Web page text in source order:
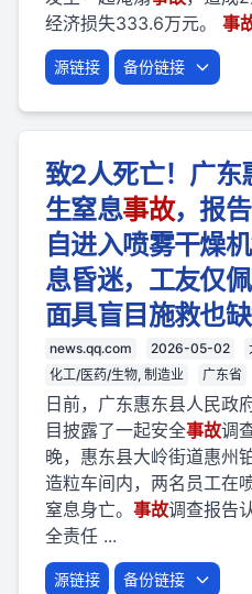
经济损失333.6万元。 事
源链接 备份链接
致2人死亡！广东
生窒息事故，报
自进入喷雾干燥
息昏迷，工友仅
面具盲目施救也
news.qq.com 2026-05-02
化工/医药/生物, 制造业
广东省
日前，广东惠东县人民政
目披露了一起安全事故调
晚，惠东县大岭街道惠州
造粒车间内，两名员工在
窒息身亡。 事故调查报告
全责任 ...
源链接 备份链接